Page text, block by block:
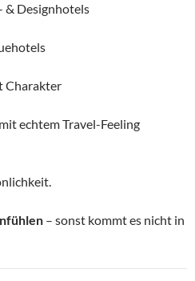
& Designhotels
Charakter
echtem Travel-Feeling
– sonst kommt es nicht in